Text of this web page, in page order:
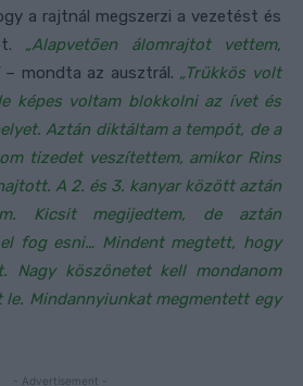
a rajtnál megszerzi a vezetést és
„Alapvetően álomrajtot vettem,
– mondta az ausztrál. „Trükkös volt
képes voltam blokkolni az ívet és
Aztán diktáltam a tempót, de a
tizedet veszítettem, amikor Rins
A 2. és 3. kanyar között aztán
Kicsit megijedtem, de aztán
fog esni… Mindent megtett, hogy
Nagy köszönetet kell mondanom
Mindannyiunkat megmentett egy
- Advertisement -